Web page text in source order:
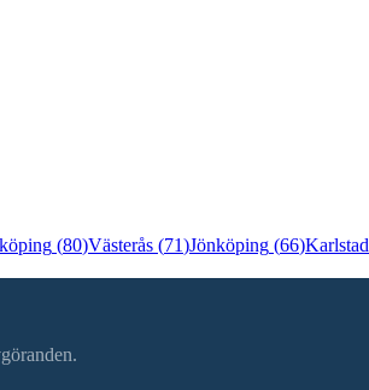
(80)Västerås (71)Jönköping (66)Karlstad